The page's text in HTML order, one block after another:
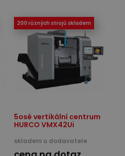
200 různých strojů skladem
5osé vertikální centrum
HURCO VMX42Ui
skladem u dodavatele